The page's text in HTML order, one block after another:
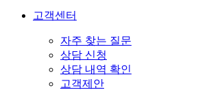
고객센터
자주 찾는 질문
상담 신청
상담 내역 확인
고객제안